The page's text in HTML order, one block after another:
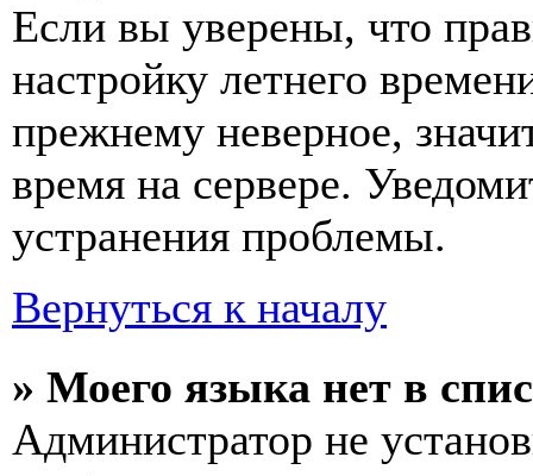
Если вы уверены, что
настройку летнего
прежнему неверное,
время на сервере.
устранения проблемы.
Вернуться к началу
» Моего языка нет в
Администратор не